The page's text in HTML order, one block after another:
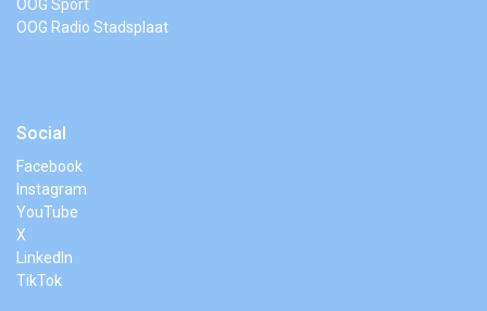
OOG Sport
OOG Radio Stadsplaat
Social
Facebook
Instagram
YouTube
X
LinkedIn
TikTok